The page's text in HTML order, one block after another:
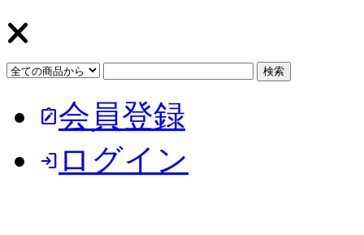
note_alt会員登録
login ログイン